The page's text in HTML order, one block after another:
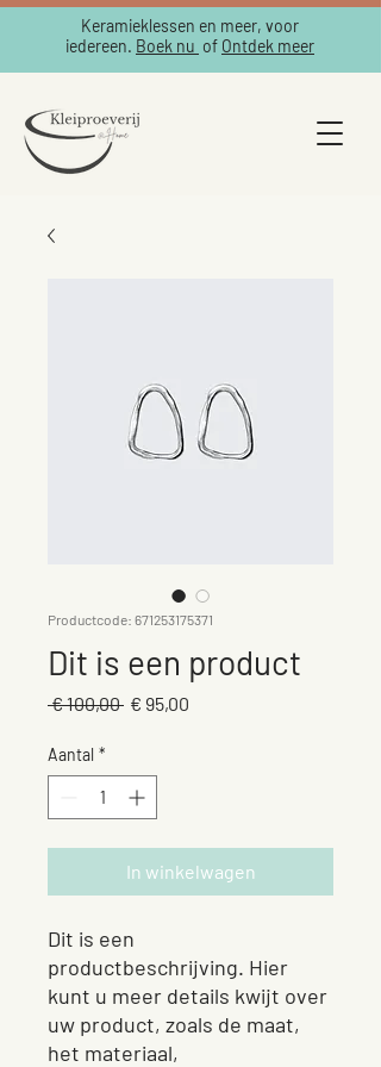
Keramieklessen en meer, voor
iedereen. Boek nu of Ontdek meer
Productcode: 671253175371
Dit is een product
€ 100,00 Normale
€ 95,00
Aantal *
In winkelwagen
Dit is een
productbeschrijving. Hier
kunt u meer details kwijt over
uw product, zoals de maat,
het materiaal,